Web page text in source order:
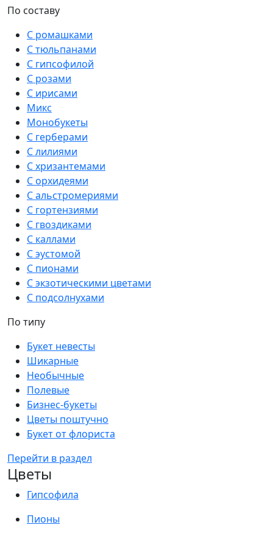
По составу
С ромашками
С тюльпанами
С гипсофилой
С розами
С ирисами
Микс
Монобукеты
С герберами
С лилиями
С хризантемами
С орхидеями
С альстромериями
С гортензиями
С гвоздиками
С каллами
С эустомой
С пионами
С экзотическими цветами
С подсолнухами
По типу
Букет невесты
Шикарные
Необычные
Полевые
Бизнес-букеты
Цветы поштучно
Букет от флориста
Перейти в раздел
Цветы
Гипсофила
Пионы